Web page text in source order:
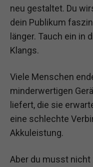
neu gestaltet. Du
dein Publikum
länger. Tauch ein in
Klangs.
Viele Menschen
minderwertigen
liefert, die sie
eine schlechte
Akkuleistung.
Aber du musst